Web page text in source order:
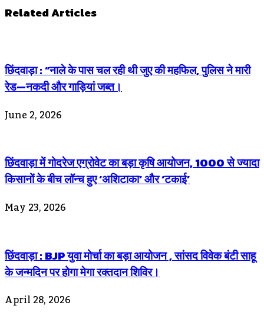
Related Articles
छिंदवाड़ा : “नाले के पास चल रही थी जुए की महफिल, पुलिस ने मारी
रेड—नकदी और गाड़ियां जब्त।
June 2, 2026
छिंदवाड़ा में गोदरेज एग्रोवेट का बड़ा कृषि आयोजन, 1000 से ज्यादा
किसानों के बीच लॉन्च हुए ‘अशिटाका’ और ‘टकाई’
May 23, 2026
छिंदवाड़ा : BJP युवा मोर्चा का बड़ा आयोजन , सांसद विवेक बंटी साहू
के जन्मदिन पर होगा मेगा रक्तदान शिविर।
April 28, 2026